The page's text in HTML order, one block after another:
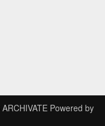
ARCHIVATEPowered by